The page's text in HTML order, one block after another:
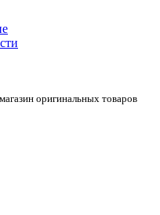
оригинальных товаров